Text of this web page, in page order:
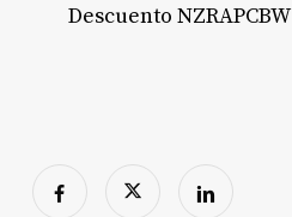
Descuento NZRAPCBW